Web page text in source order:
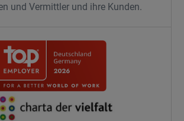
und Vermittler und ihre Kunden.